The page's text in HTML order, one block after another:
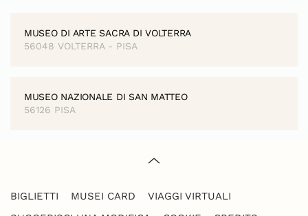
MUSEO DI ARTE SACRA DI VOLTERRA
56048 VOLTERRA - PISA
MUSEO NAZIONALE DI SAN MATTEO
56126 PISA
BIGLIETTI MUSEI CARD
VIAGGI VIRTUALI